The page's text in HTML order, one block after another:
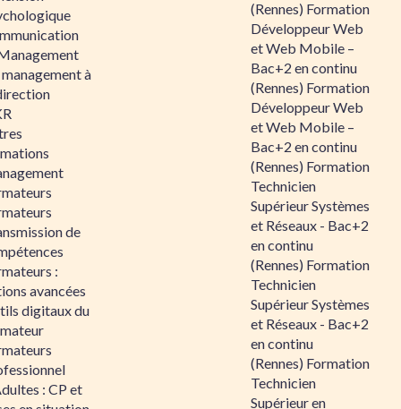
à
de
:
avancées
digitaux du
: CP et
(Rennes) Formation
Développeur Web
et Web Mobile –
Bac+2 en continu
(Rennes) Formation
Développeur Web
et Web Mobile –
Bac+2 en continu
(Rennes) Formation
Technicien
Supérieur Systèmes
et Réseaux - Bac+2
en continu
(Rennes) Formation
Technicien
Supérieur Systèmes
et Réseaux - Bac+2
en continu
(Rennes) Formation
Technicien
Supérieur en